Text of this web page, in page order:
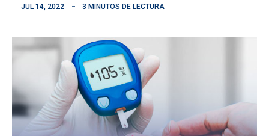
JUL 14, 2022 3 MINUTOS DE LECTURA